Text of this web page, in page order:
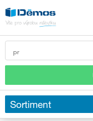
Sortiment